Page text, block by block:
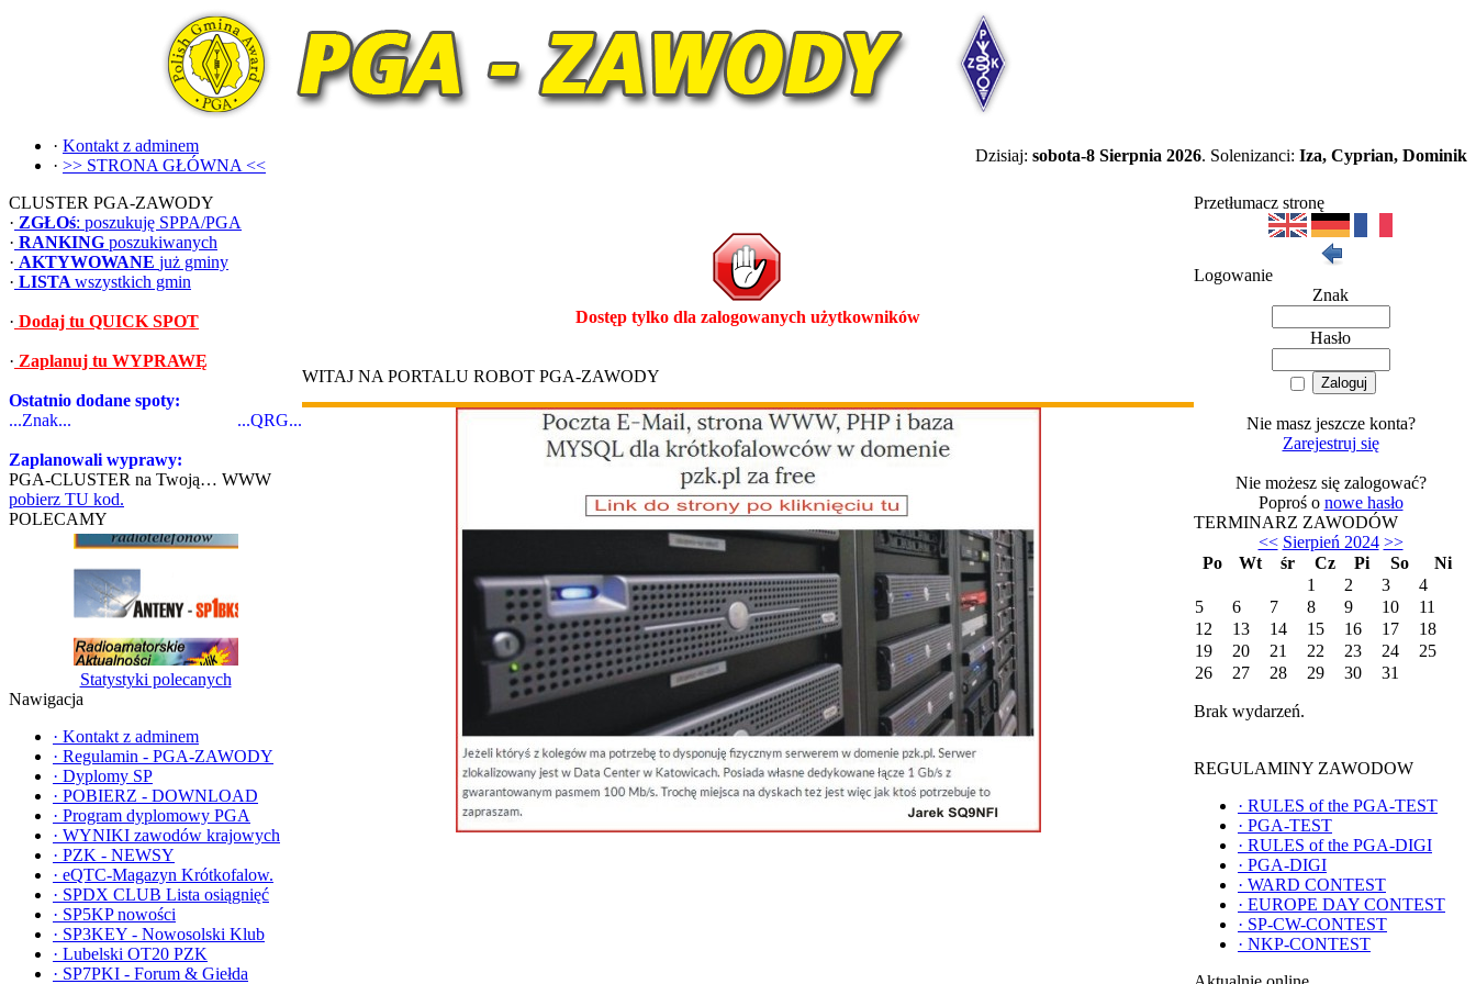
· Kontakt z adminem
· >> STRONA GŁÓWNA <<
Dzisiaj: sobota-8 Sierpnia 2026. Solenizanci: Iza, Cyprian, Dominik
CLUSTER PGA-ZAWODY
· ZGŁOś: poszukuję SPPA/PGA
· RANKING poszukiwanych
· AKTYWOWANE już gminy
· LISTA wszystkich gmin
· Dodaj tu QUICK SPOT
· Zaplanuj tu WYPRAWĘ
Ostatnio dodane spoty:
...Znak...
...QRG...
Zaplanowali wyprawy:
PGA-CLUSTER na Twoją… WWW
pobierz TU kod.
POLECAMY
Statystyki polecanych
Nawigacja
· Kontakt z adminem
· Regulamin - PGA-ZAWODY
· Dyplomy SP
· POBIERZ - DOWNLOAD
· Program dyplomowy PGA
· WYNIKI zawodów krajowych
· PZK - NEWSY
· eQTC-Magazyn Krótkofalow.
· SPDX CLUB Lista osiągnięć
· SP5KP nowości
· SP3KEY - Nowosolski Klub
· Lubelski OT20 PZK
· SP7PKI - Forum & Giełda
Dostęp tylko dla zalogowanych użytkowników
WITAJ NA PORTALU ROBOT PGA-ZAWODY
Przetłumacz stronę
Logowanie
Znak
Hasło
Nie masz jeszcze konta?
Zarejestruj się
Nie możesz się zalogować?
Poproś o nowe hasło
TERMINARZ ZAWODÓW
<< Sierpień 2024 >>
Po
Wt śr Cz Pi So
Ni
1
2 3
4
5
6 7 8 9 10
11
12
13 14 15 16 17
18
19
20 21 22 23 24
25
26
27 28 29 30 31
Brak wydarzeń.
REGULAMINY ZAWODOW
· RULES of the PGA-TEST
· PGA-TEST
· RULES of the PGA-DIGI
· PGA-DIGI
· WARD CONTEST
· EUROPE DAY CONTEST
· SP-CW-CONTEST
· NKP-CONTEST